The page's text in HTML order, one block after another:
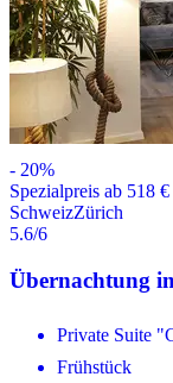
- 20%
Spezialpreis ab 518 €
SchweizZürich
5.6/6
Übernachtung
Private Suite
Frühstück